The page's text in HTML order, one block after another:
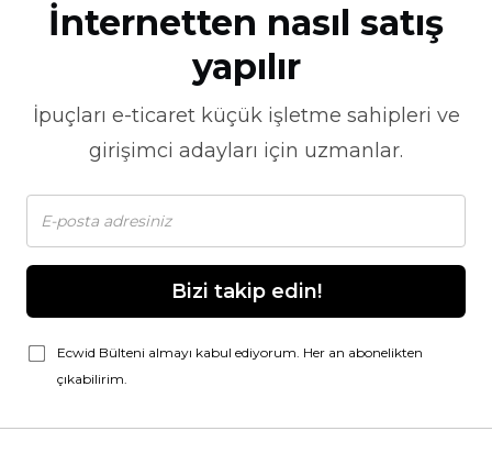
İnternetten nasıl satış
yapılır
İpuçları e-ticaretküçük işletme sahipleri ve
girişimci adayları için uzmanlar.
Bizi takip edin!
Ecwid Bülteni almayı kabul ediyorum. Her an abonelikten
çıkabilirim.